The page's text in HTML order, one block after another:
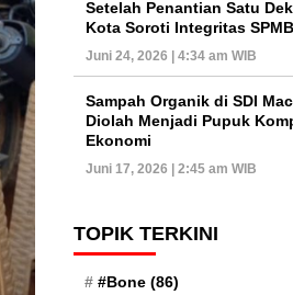
Setelah Penantian Satu
Kota Soroti Integritas
Juni 24, 2026 | 4:34 am WIB
Sampah Organik di SDI
Diolah Menjadi Pupuk
Ekonomi
Juni 17, 2026 | 2:45 am WIB
TOPIK TERKINI
#Bone (86)